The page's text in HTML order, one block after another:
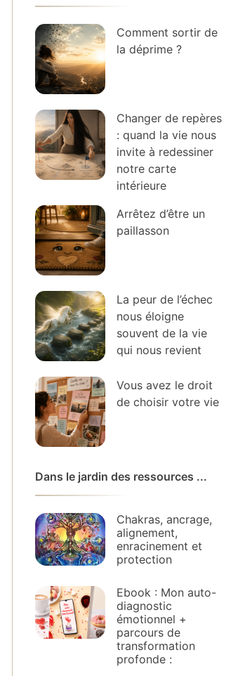
Comment sortir de
la déprime ?
Changer de repères
: quand la vie nous
invite à redessiner
notre carte
intérieure
Arrêtez d’être un
paillasson
La peur de l’échec
nous éloigne
souvent de la vie
qui nous revient
Vous avez le droit
de choisir votre vie
Dans le jardin des ressources ...
Chakras, ancrage,
alignement,
enracinement et
protection
Ebook : Mon auto-
diagnostic
émotionnel +
parcours de
transformation
profonde :